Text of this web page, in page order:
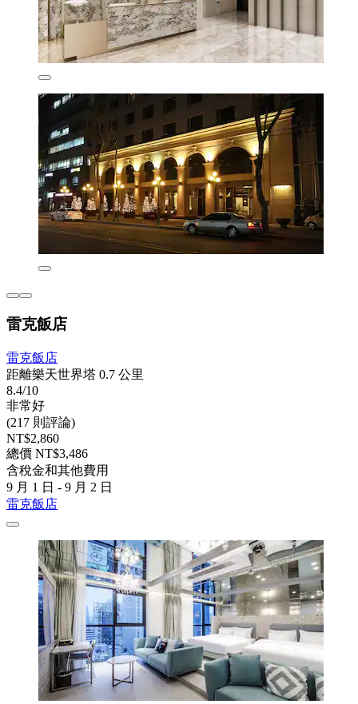
雷克飯店
雷克飯店
距離樂天世界塔 0.7 公里
8.4/10
非常好
(217 則評論)
NT$2,860
總價 NT$3,486
含稅金和其他費用
9 月 1 日 - 9 月 2 日
雷克飯店